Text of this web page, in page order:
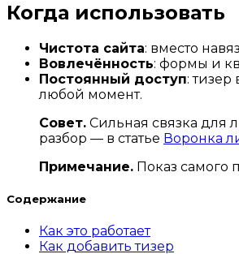
Когда использовать
Чистота сайта: вместо
Вовлечённость: формы и
Постоянный доступ:
любой момент.
Совет. Сильная связка для
разбор — в статье Воронка
Примечание. Показ самого
Содержание
Как это работает
Как добавить тизер